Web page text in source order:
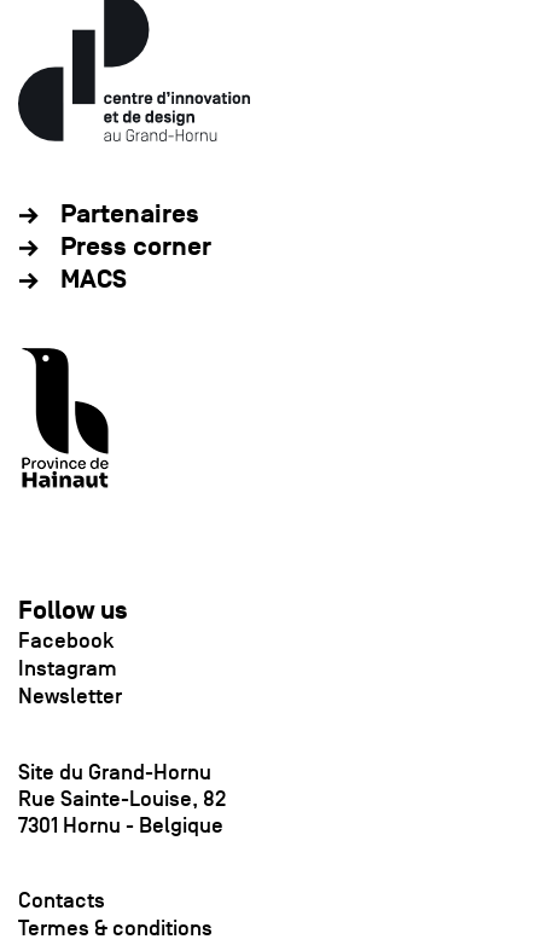
Partenaires
Press corner
MACS
Follow us
Facebook
Instagram
Newsletter
Site du Grand-Hornu
Rue Sainte-Louise, 82
7301 Hornu - Belgique
Contacts
Termes & conditions